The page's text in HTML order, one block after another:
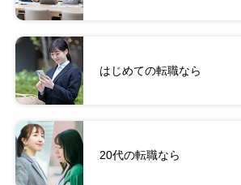
はじめての転職なら
20代の転職なら